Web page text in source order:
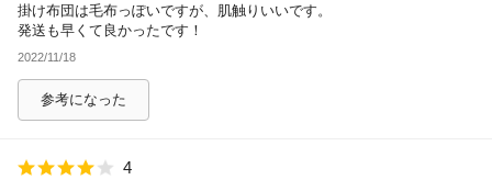
掛け布団は毛布っぽいですが、肌触りいいです。
発送も早くて良かったです！
2022/11/18
参考になった
4